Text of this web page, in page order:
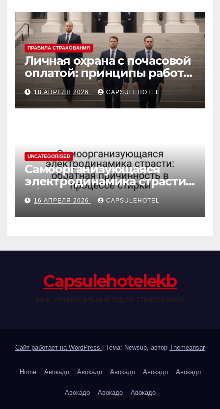
ПРАВИЛА СТРАХОВАНИЯ
Личная охрана с почасовой
оплатой: принципы работы
и правовые аспекты
18 АПРЕЛЯ 2026 CAPSULEHOTEL
UNCATEGORISED
Самоорганизующаяся
электродинамика страсти:
обратная причинность в
процессе стирки
16 АПРЕЛЯ 2026 CAPSULEHOTEL
Сapsulehotelekb
Сайт работает на WordPress Тема: Newsup, автор Themeansar
Home Авокадо Авокадо Авокадо Авокадо Авокадо
Авокадо Авокадо Авокадо